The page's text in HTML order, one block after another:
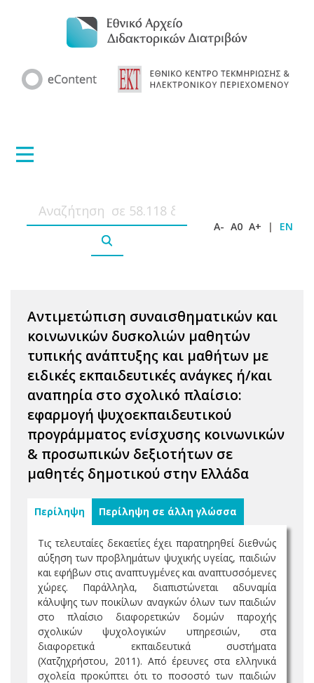
A- A0 A+ | EN
Αντιμετώπιση συναισθηματικών και
κοινωνικών δυσκολιών μαθητών
τυπικής ανάπτυξης και μαθήτων με
ειδικές εκπαιδευτικές ανάγκες ή/και
αναπηρία στο σχολικό πλαίσιο:
εφαρμογή ψυχοεκπαιδευτικού
προγράμματος ενίσχυσης κοινωνικών
& προσωπικών δεξιοτήτων σε
μαθητές δημοτικού στην Ελλάδα
Περίληψη Περίληψη σε άλλη γλώσσα
Τις τελευταίες δεκαετίες έχει παρατηρηθεί διεθνώς
αύξηση των προβλημάτων ψυχικής υγείας, παιδιών
και εφήβων στις αναπτυγμένες και αναπτυσσόμενες
χώρες. Παράλληλα, διαπιστώνεται αδυναμία
κάλυψης των ποικίλων αναγκών όλων των παιδιών
στο πλαίσιο διαφορετικών δομών παροχής
σχολικών ψυχολογικών υπηρεσιών, στα
διαφορετικά εκπαιδευτικά συστήματα
(Χατζηχρήστου, 2011). Από έρευνες στα ελληνικά
σχολεία προκύπτει ότι το ποσοστό των παιδιών